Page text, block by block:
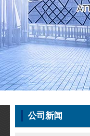
公司新闻